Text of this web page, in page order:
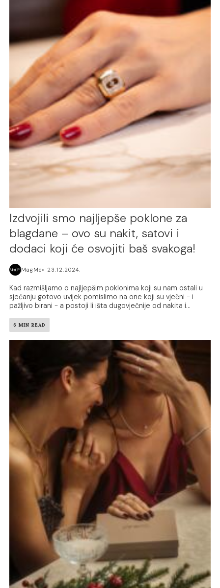
Izdvojili smo najljepše poklone za
blagdane – ovo su nakit, satovi i
dodaci koji će osvojiti baš svakoga!
MagMe 23.12.2024.
Kad razmišljamo o najljepšim poklonima koji su nam ostali u
sjećanju gotovo uvijek pomislimo na one koji su vječni - i
pažljivo birani - a postoji li išta dugovječnije od nakita i...
6 MIN READ